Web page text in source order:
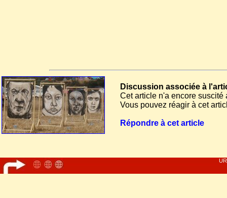
Discussion associée à
Cet article n'a encore suscité
Vous pouvez réagir à cet
Répondre à cet article